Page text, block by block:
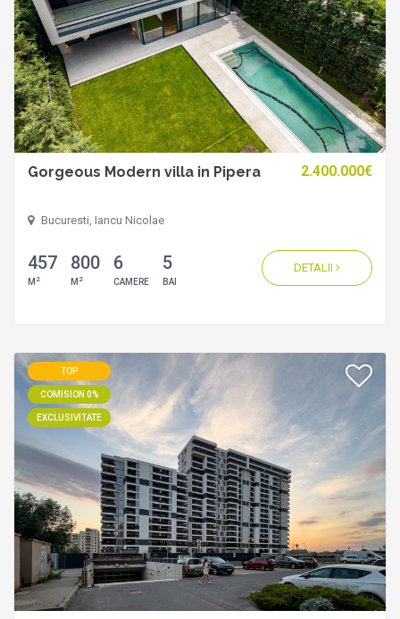
Gorgeous Modern villa in Pipera 2.400.000€
Bucuresti, Iancu Nicolae
457
M 2
800
M 2
6
CAMERE
5
BAI
DETALII
TOP
COMISION 0%
EXCLUSIVITATE